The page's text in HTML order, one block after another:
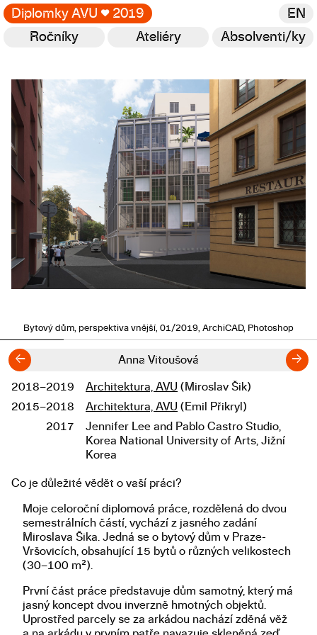
Diplomky AVU ♥ 2019
EN
Ročníky
Ateliéry Absolventi/ky
Anna Vitoušová
← →
Bytový dům, perspektiva vnější, 01/2019, ArchiCAD, Photoshop
Studium
2018–2019 Architektura, AVU (Miroslav Šik)
2015–2018
Architektura, AVU (Emil Přikryl)
2017
Jennifer Lee and Pablo Castro Studio,
Korea National University of Arts, Jižní
Korea
Popis diplomové práce
Co je důležité vědět o vaší práci?
Moje celoroční diplomová práce, rozdělená do dvou
semestrálních částí, vychází z jasného zadání
Miroslava Šika. Jedná se o bytový dům v Praze-
Vršovicích, obsahující 15 bytů o různých velikostech
(30–100 m²).
První část práce představuje dům samotný, který má
jasný koncept dvou inverzně hmotných objektů.
Uprostřed parcely se za arkádou nachází zděná věž